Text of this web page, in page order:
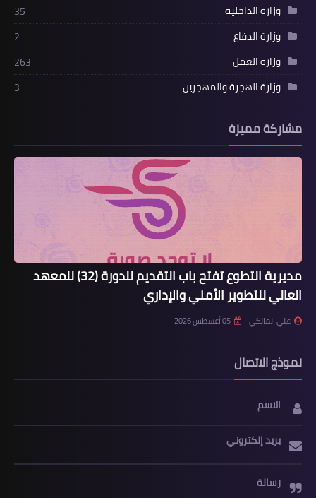
وزارة الداخلية
35
وزارة الدفاع
2
وزارة العمل
263
وزارة الهجرة والمهجرين
3
مشاركة مميزة
مديرية التطوع تفتح باب التقديم للدورة (32) للمعهد
العالي للتطوير الأمني والإداري
علي المالكي 05 أغسطس 2026
نموذج الاتصال
الاسم
بريد إلكتروني
رسالة